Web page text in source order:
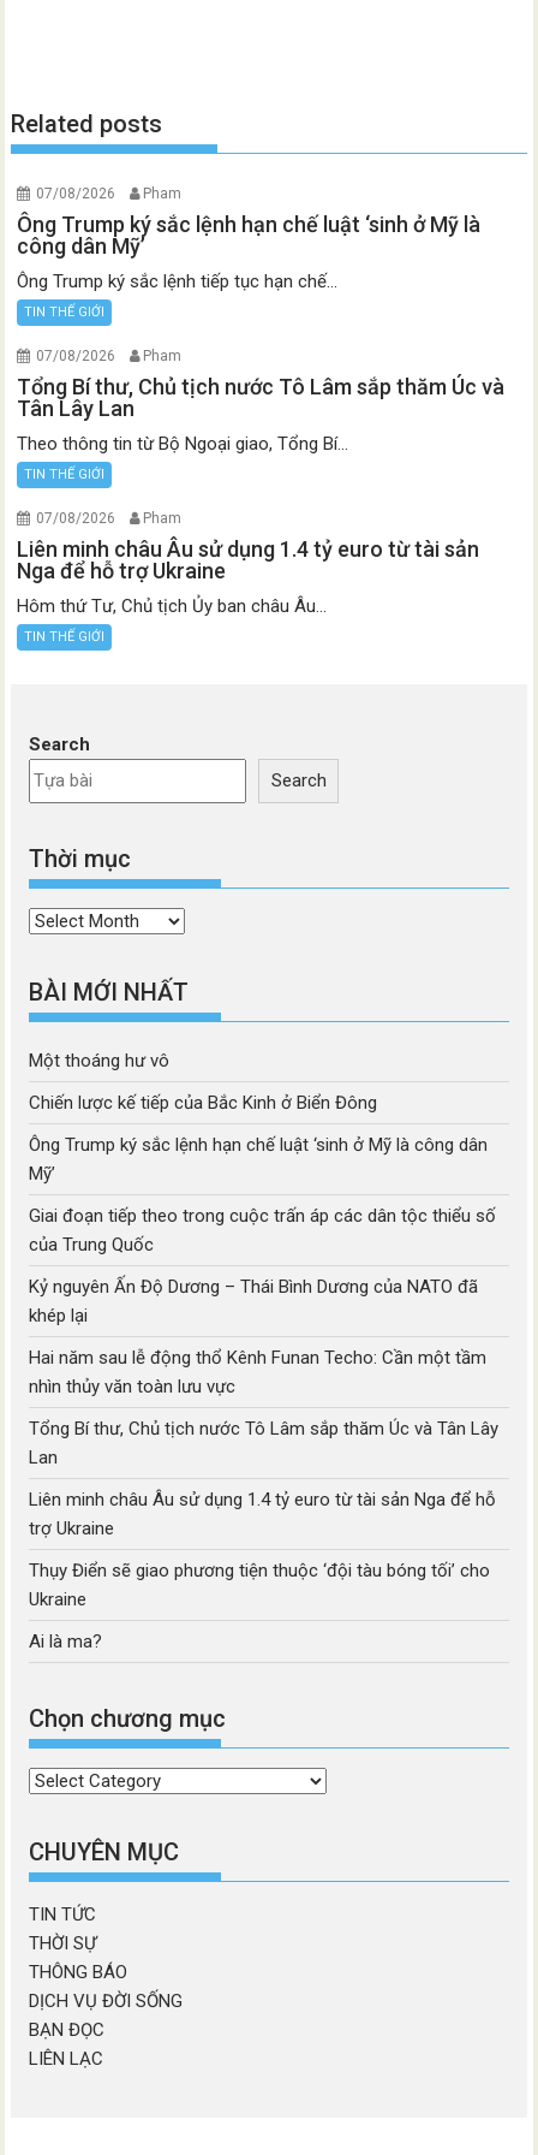
Related posts
07/08/2026 Pham
Ông Trump ký sắc lệnh hạn chế luật ‘sinh ở Mỹ là
công dân Mỹ’
Ông Trump ký sắc lệnh tiếp tục hạn chế...
TIN THẾ GIỚI
07/08/2026 Pham
Tổng Bí thư, Chủ tịch nước Tô Lâm sắp thăm Úc và
Tân Lây Lan
Theo thông tin từ Bộ Ngoại giao, Tổng Bí...
TIN THẾ GIỚI
07/08/2026 Pham
Liên minh châu Âu sử dụng 1.4 tỷ euro từ tài sản
Nga để hỗ trợ Ukraine
Hôm thứ Tư, Chủ tịch Ủy ban châu Âu...
TIN THẾ GIỚI
Search
Search
Thời mục
Thời
BÀI MỚI NHẤT
Một thoáng hư vô
Chiến lược kế tiếp của Bắc Kinh ở Biển Đông
Ông Trump ký sắc lệnh hạn chế luật ‘sinh ở Mỹ là công dân
Mỹ’
Giai đoạn tiếp theo trong cuộc trấn áp các dân tộc thiểu số
của Trung Quốc
Kỷ nguyên Ấn Độ Dương – Thái Bình Dương của NATO đã
khép lại
Hai năm sau lễ động thổ Kênh Funan Techo: Cần một tầm
nhìn thủy văn toàn lưu vực
Tổng Bí thư, Chủ tịch nước Tô Lâm sắp thăm Úc và Tân Lây
Lan
Liên minh châu Âu sử dụng 1.4 tỷ euro từ tài sản Nga để hỗ
trợ Ukraine
Thụy Điển sẽ giao phương tiện thuộc ‘đội tàu bóng tối’ cho
Ukraine
Ai là ma?
Chọn chương mục
Chọn
mục
CHUYÊN MỤC
TIN TỨC
THỜI SỰ
THÔNG BÁO
DỊCH VỤ ĐỜI SỐNG
BẠN ĐỌC
LIÊN LẠC